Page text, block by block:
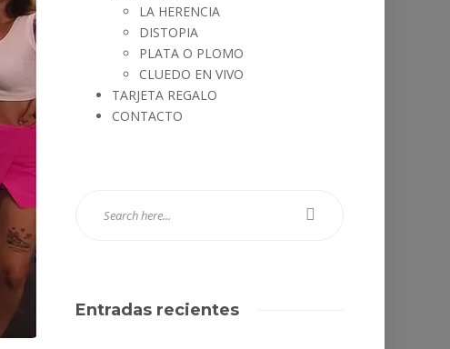
LA HERENCIA
DISTOPIA
PLATA O PLOMO
CLUEDO EN VIVO
TARJETA REGALO
CONTACTO
Entradas recientes